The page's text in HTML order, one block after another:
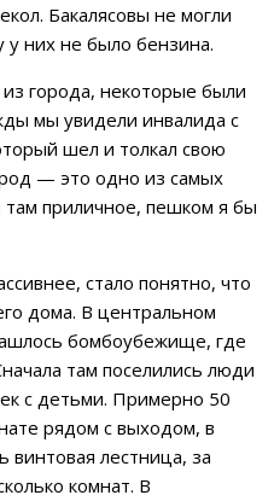
Бакалясовы не могли
у них не было бензина.
города, некоторые были
мы увидели инвалида с
шел и толкал свою
— это одно из самых
приличное, пешком я бы
стало понятно, что
дома. В центральном
бомбоубежище, где
там поселились люди
с детьми. Примерно 50
рядом с выходом, в
винтовая лестница, за
комнат. В